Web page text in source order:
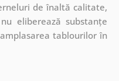
de înaltă calitate,
eliberează substanțe
tablourilor în